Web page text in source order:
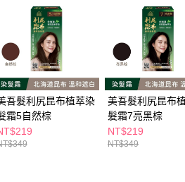
support/home
司提供之「AFTEE先享後付」服務完成之交
供個人資料，並將交易相關給付款項請求債
瀏覽以下網址：
法定代理人或監護人之同意方可使用
，將依據個別帳號之用戶狀況，依本公司即
上)免運費
上)免運費
上)免運費
上)免運費
吾髮利尻昆布植萃染
霜5自然棕
美吾髮利尻昆布
髮霜7亮黑棕
NT$219
NT$349